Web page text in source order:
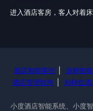
进入酒店客房，客人对着
酒店智能客控 涂鸦智
酒店管理软件
别样红
小度酒店智能系统、小度